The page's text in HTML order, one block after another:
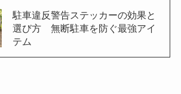
駐車違反警告ステッカーの効果と
選び方 無断駐車を防ぐ最強アイ
テム